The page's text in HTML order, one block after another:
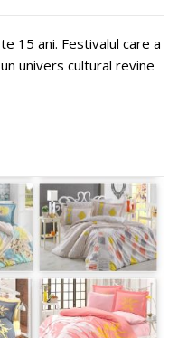
15 ani. Festivalul care a
univers cultural revine